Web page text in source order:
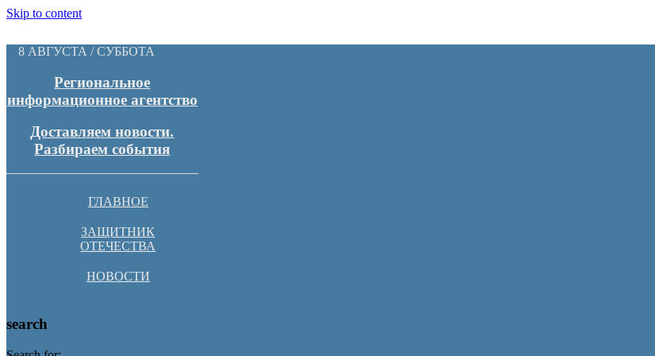
Skip to content
8 АВГУСТА / СУББОТА
Региональное
информационное агентство
Доставляем новости.
Разбираем события
ГЛАВНОЕ
ЗАЩИТНИК
ОТЕЧЕСТВА
НОВОСТИ
search